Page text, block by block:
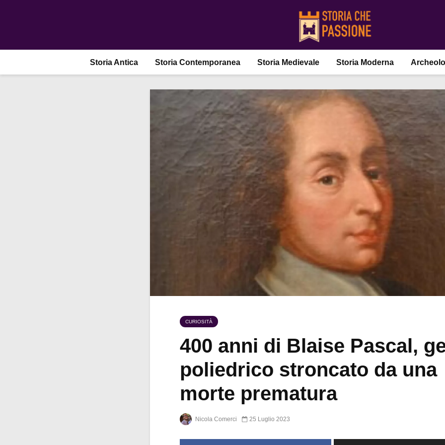
Storia Antica Storia Contemporanea Storia Medievale Storia Moderna
CURIOSITÀ
400 anni di Blaise Pascal,
poliedrico stroncato da una
morte prematura
Nicola Comerci 25 Luglio 2023